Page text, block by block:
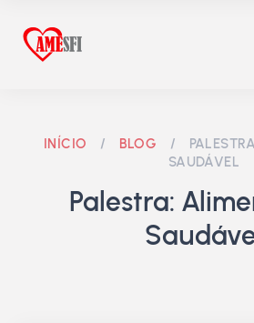
INÍCIO / BLOG /
SAUDÁVEL
Palestra: